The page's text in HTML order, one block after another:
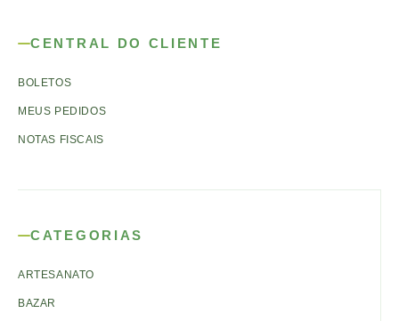
CENTRAL DO CLIENTE
BOLETOS
MEUS PEDIDOS
NOTAS FISCAIS
CATEGORIAS
ARTESANATO
BAZAR